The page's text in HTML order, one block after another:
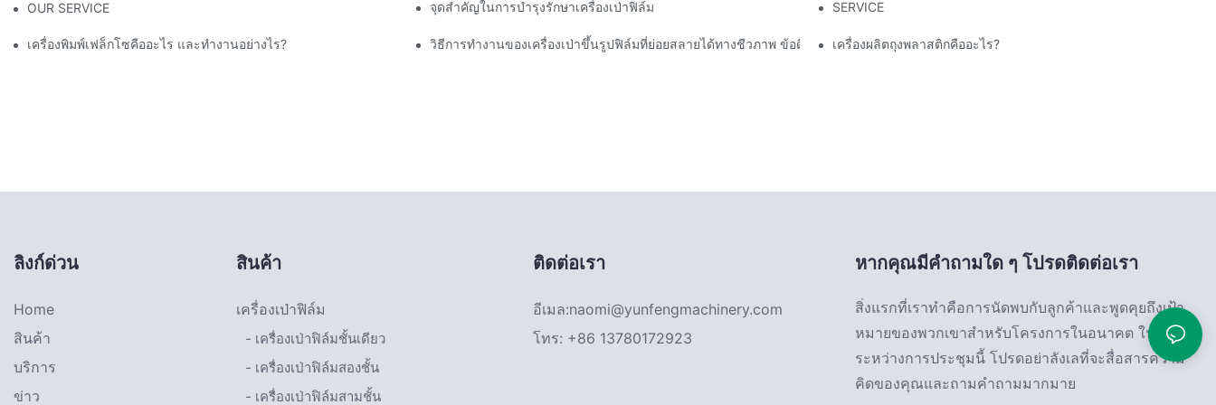
OUR SERVICE จุดสำคัญในการบำรุงรักษาเครื่องเป่าฟิล์ม SERVICE
เครื่องพิมพ์เฟล็กโซคืออะไร และทำงานอย่างไร? วิธีการทำงานของเครื่องเป่าขึ้นรูปฟิล์มที่ย่อยสลายได้ทางชีวภาพ ข้อดีและข้อเสียของเครื่องนี้
เครื่องผลิตถุงพลาสติกคืออะไร?
ลิงก์ด่วน
Home
สินค้า
บริการ
ข่าว
สินค้า
เครื่องเป่าฟิล์ม
- เครื่องเป่าฟิล์มชั้นเดียว
- เครื่องเป่าฟิล์มสองชั้น
- เครื่องเป่าฟิล์มสามชั้น
ติดต่อเรา
อีเมล:naomi@yunfengmachinery.com
โทร: +86 13780172923
หากคุณมีคำถามใด ๆ โปรดติดต่อเรา
สิ่งแรกที่เราทำคือการนัดพบกับลูกค้าและพูดคุยถึงเป้า
หมายของพวกเขาสำหรับโครงการในอนาคต ใน
ระหว่างการประชุมนี้ โปรดอย่าลังเลที่จะสื่อสารความ
คิดของคุณและถามคำถามมากมาย